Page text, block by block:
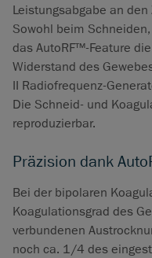
Leistungsabgabe an
Sowohl beim
das AutoRF™-Feature
Widerstand des
II Radiofrequenz-
Die Schneid- und
reproduzierbar.
Präzision dank
Bei der bipolaren
Koagulationsgrad des
verbundenen
noch ca. 1/4 des